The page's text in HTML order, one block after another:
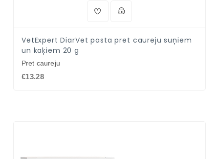
VetExpert DiarVet pasta pret caureju suņiem
un kaķiem 20 g
Pret caureju
€13.28